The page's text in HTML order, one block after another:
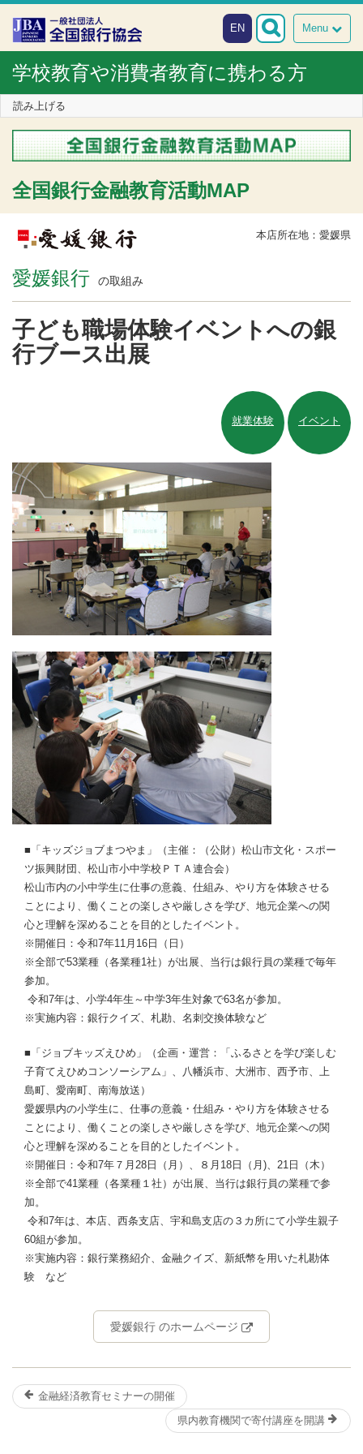
本文へスキップ
障がい者向け相談窓口
Menu
EN
学校教育や消費者教育に携わる方
読み上げる
全国銀行金融教育活動MAP
本店所在地：愛媛県
愛媛銀行 の取組み
子ども職場体験イベントへの銀
行ブース出展
就業体験 イベント
■「キッズジョブまつやま」（主催：（公財）松山市文化・スポー
ツ振興財団、松山市小中学校ＰＴＡ連合会）
松山市内の小中学生に仕事の意義、仕組み、やり方を体験させる
ことにより、働くことの楽しさや厳しさを学び、地元企業への関
心と理解を深めることを目的としたイベント。
※開催日：令和7年11月16日（日）
※全部で53業種（各業種1社）が出展、当行は銀行員の業種で毎年
参加。
令和7年は、小学4年生～中学3年生対象で63名が参加。
※実施内容：銀行クイズ、札勘、名刺交換体験など
■「ジョブキッズえひめ」（企画・運営：「ふるさとを学び楽しむ
子育てえひめコンソーシアム」、八幡浜市、大洲市、西予市、上
島町、愛南町、南海放送）
愛媛県内の小学生に、仕事の意義・仕組み・やり方を体験させる
ことにより、働くことの楽しさや厳しさを学び、地元企業への関
心と理解を深めることを目的としたイベント。
※開催日：令和7年７月28日（月）、８月18日（月)、21日（木）
※全部で41業種（各業種１社）が出展、当行は銀行員の業種で参
加。
令和7年は、本店、西条支店、宇和島支店の３カ所にて小学生親子
60組が参加。
※実施内容：銀行業務紹介、金融クイズ、新紙幣を用いた札勘体
験 など
愛媛銀行 のホームページ
金融経済教育セミナーの開催
県内教育機関で寄付講座を開講